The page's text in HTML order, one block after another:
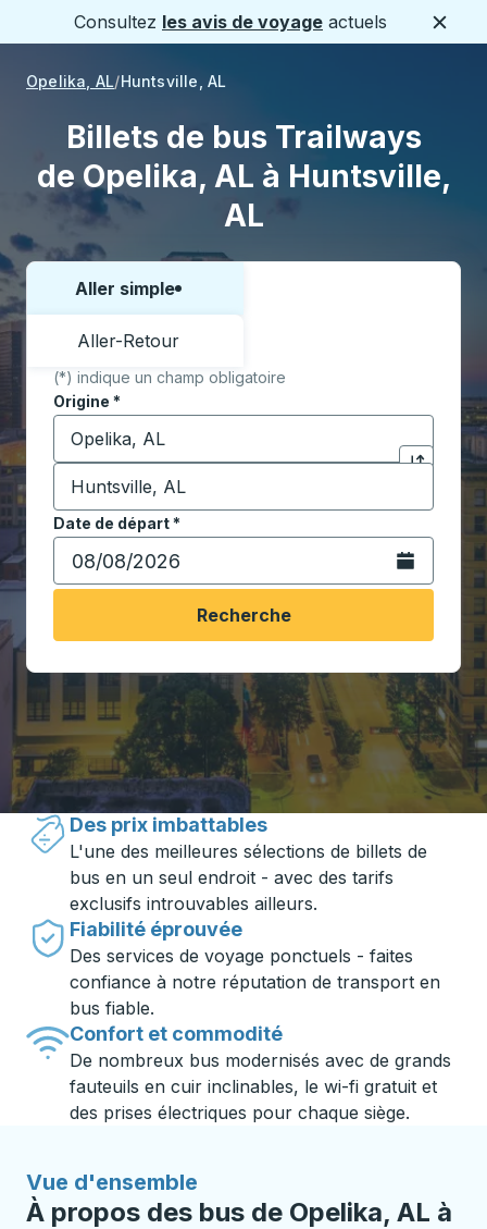
Consultez les avis de voyage actuels
Opelika, AL Huntsville, AL
Billets de bus Trailways
de Opelika, AL à Huntsville,
AL
Choisissez un sens ou un aller-retour:
Aller simple
Aller-Retour
(*) indique un champ obligatoire
Origine *
Commencez à saisir la ville d'origine pour ouvrir
Cliquez
Destination *
Commencez à saisir la ville de destination pour
Date de départ*
Tapez la date au format date Barre oblique du mois à
Ouvrez le
Recherche
Voyager en toute simplicité avec
Trailways
Des prix imbattables
L'une des meilleures sélections de billets de
bus en un seul endroit - avec des tarifs
exclusifs introuvables ailleurs.
Fiabilité éprouvée
Des services de voyage ponctuels - faites
confiance à notre réputation de transport en
bus fiable.
Confort et commodité
De nombreux bus modernisés avec de grands
fauteuils en cuir inclinables, le wi-fi gratuit et
des prises électriques pour chaque siège.
Vue d'ensemble
À propos des bus de Opelika, AL à